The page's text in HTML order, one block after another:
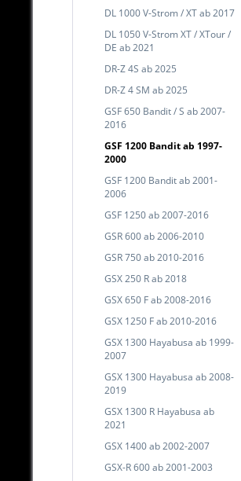
DL 1000 V-Strom / XT ab 2017
DL 1050 V-Strom XT / XTour /
DE ab 2021
DR-Z 4S ab 2025
DR-Z 4 SM ab 2025
GSF 650 Bandit / S ab 2007-
2016
GSF 1200 Bandit ab 1997-
2000
GSF 1200 Bandit ab 2001-
2006
GSF 1250 ab 2007-2016
GSR 600 ab 2006-2010
GSR 750 ab 2010-2016
GSX 250 R ab 2018
GSX 650 F ab 2008-2016
GSX 1250 F ab 2010-2016
GSX 1300 Hayabusa ab 1999-
2007
GSX 1300 Hayabusa ab 2008-
2019
GSX 1300 R Hayabusa ab
2021
GSX 1400 ab 2002-2007
GSX-R 600 ab 2001-2003